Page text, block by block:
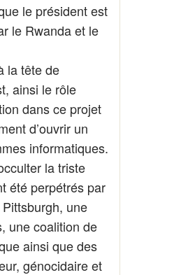
le président est
le Rwanda et le
la tête de
ainsi le rôle
dans ce projet
d’ouvrir un
informatiques.
la triste
été perpétrés par
une
une coalition de
ainsi que des
génocidaire et